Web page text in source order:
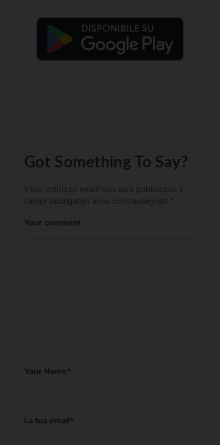
Got Something To Say?
Il tuo indirizzo email non sarà pubblicato.
campi obbligatori sono contrassegnati *
Your comment
Your Name*
La tua email*